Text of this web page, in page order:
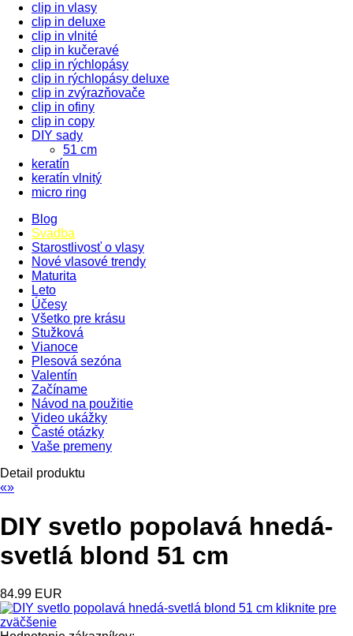
clip in vlasy
clip in deluxe
clip in vlnité
clip in kučeravé
clip in rýchlopásy
clip in rýchlopásy deluxe
clip in zvýrazňovače
clip in ofiny
clip in copy
DIY sady
51 cm
keratín
keratín vlnitý
micro ring
Blog
Svadba
Starostlivosť o vlasy
Nové vlasové trendy
Maturita
Leto
Účesy
Všetko pre krásu
Stužková
Vianoce
Plesová sezóna
Valentín
Začíname
Návod na použitie
Video ukážky
Časté otázky
Vaše premeny
Detail produktu
«»
DIY svetlo popolavá hnedá-
svetlá blond 51 cm
84.99 EUR
kliknite pre
zväčšenie